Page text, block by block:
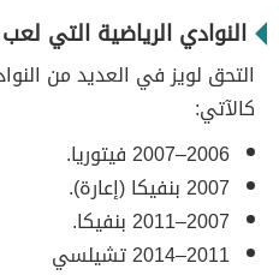
النوادي الرياضية التي
التحق لويز في العديد من
كالآتي:
2006–2007 فيتوريا.
2007 بنفيكا (إعارة).
2007–2011
بنفيكا.
2011–2014
تشيلسي